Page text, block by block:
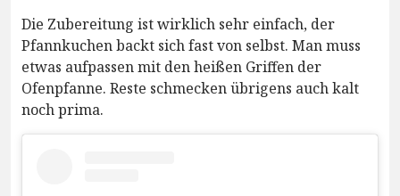
Die Zubereitung ist wirklich sehr einfach, der
Pfannkuchen backt sich fast von selbst. Man muss
etwas aufpassen mit den heißen Griffen der
Ofenpfanne. Reste schmecken übrigens auch kalt
noch prima.